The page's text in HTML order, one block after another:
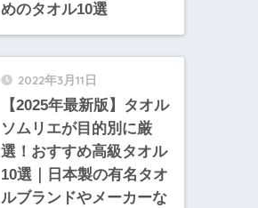
めのタオル10選
2022年3月11日
【2025年最新版】タオル
ソムリエが目的別に厳
選！おすすめ高級タオル
10選｜日本製の有名タオ
ルブランドやメーカーな